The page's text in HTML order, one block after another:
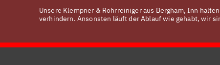
Unsere Klempner & Rohrreiniger aus Bergham, Inn
verhindern. Ansonsten läuft der Ablauf wie gehabt, wir